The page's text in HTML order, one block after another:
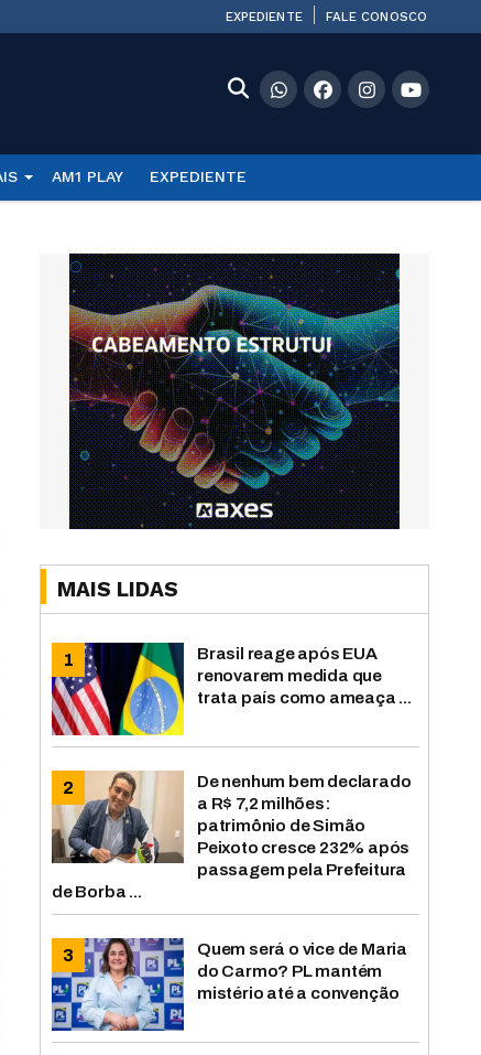
EXPEDIENTE FALE CONOSCO
AM1 PLAY EXPEDIENTE
MAIS LIDAS
Brasil reage após EUA
renovarem medida que
trata país como ameaça ...
De nenhum bem declarado
a R$ 7,2 milhões:
patrimônio de Simão
Peixoto cresce 232% após
passagem pela Prefeitura
de Borba ...
Quem será o vice de Maria
do Carmo? PL mantém
mistério até a convenção